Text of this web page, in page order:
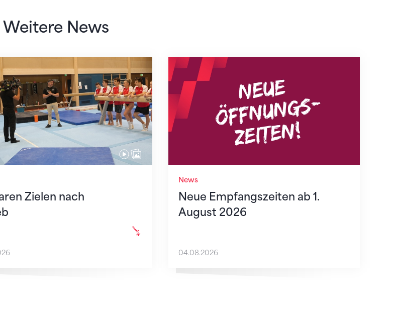
Weitere News
Zielen nach
Zielen nach Zagreb
News
Neue Empfangszeiten ab 1.
August 2026
Neue Empfangszeiten ab 1. August 2026
04.08.2026